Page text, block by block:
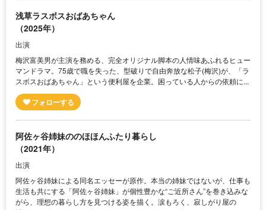
浅草ラスボスおばあちゃん
（2025年）
出演
梅沢富美男が主演を務める、完全オリジナル脚本の人情味あふれるヒュー
マンドラマ。75歳で職を失った、型破りで自由奔放な松子(梅沢)が、「ラ
スボスおばあちゃん」という便利屋を企業。困っている人からの依頼に...
阿佐ヶ谷姉妹ののほほんふたり暮らし
（2021年）
出演
阿佐ヶ谷姉妹による同名エッセーが原作。本当の姉妹ではないが、仕事も
生活も共にする「阿佐ヶ谷姉妹」が個性豊かな“ご近所さん”を巻き込みな
がら、理想の暮らし方を見つける姿を描く。涙もろく、寂しがり屋の